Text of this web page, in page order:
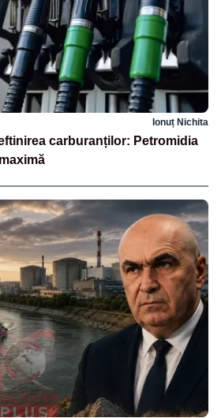
Ionuț Nichita
carburanților: Petromidia